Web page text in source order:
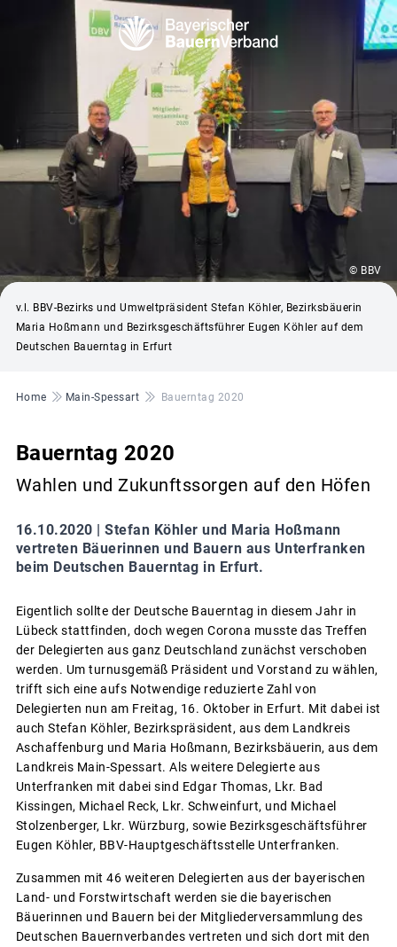
© BBV
v.l. BBV-Bezirks und Umweltpräsident Stefan Köhler, Bezirksbäuerin
Maria Hoßmann und Bezirksgeschäftsführer Eugen Köhler auf dem
Deutschen Bauerntag in Erfurt
Pfadnavigation
Home Main-Spessart Bauerntag 2020
Bauerntag 2020
Wahlen und Zukunftssorgen auf den Höfen
16.10.2020 | Stefan Köhler und Maria Hoßmann
vertreten Bäuerinnen und Bauern aus Unterfranken
beim Deutschen Bauerntag in Erfurt.
Eigentlich sollte der Deutsche Bauerntag in diesem Jahr in
Lübeck stattfinden, doch wegen Corona musste das Treffen
der Delegierten aus ganz Deutschland zunächst verschoben
werden. Um turnusgemäß Präsident und Vorstand zu wählen,
trifft sich eine aufs Notwendige reduzierte Zahl von
Delegierten nun am Freitag, 16. Oktober in Erfurt. Mit dabei ist
auch Stefan Köhler, Bezirkspräsident, aus dem Landkreis
Aschaffenburg und Maria Hoßmann, Bezirksbäuerin, aus dem
Landkreis Main-Spessart. Als weitere Delegierte aus
Unterfranken mit dabei sind Edgar Thomas, Lkr. Bad
Kissingen, Michael Reck, Lkr. Schweinfurt, und Michael
Stolzenberger, Lkr. Würzburg, sowie Bezirksgeschäftsführer
Eugen Köhler, BBV-Hauptgeschäftsstelle Unterfranken.
Zusammen mit 46 weiteren Delegierten aus der bayerischen
Land- und Forstwirtschaft werden sie die bayerischen
Bäuerinnen und Bauern bei der Mitgliederversammlung des
Deutschen Bauernverbandes vertreten und sich dort mit den